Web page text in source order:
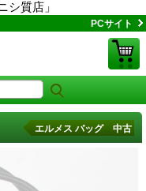
シ質店」
PCサイト
エルメス バッグ 中古